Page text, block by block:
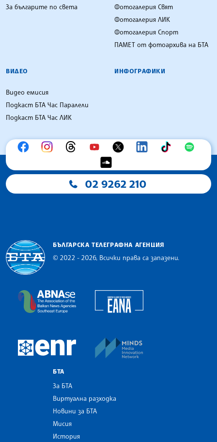
За българите по света
Фотогалерия Свят
Фотогалерия ЛИК
Фотогалерия Спорт
ПАМЕТ от фотоархива на БТА
ВИДЕО
Видео емисия
Подкаст БТА Час Паралели
Подкаст БТА Час ЛИК
ИНФОГРАФИКИ
02 9262 210
БЪЛГАРСКА ТЕЛЕГРАФНА АГЕНЦИЯ
© 2022 - 2026, Всички права са запазени.
The Assocoation of the Balkan News Agencies
European Newsroom
БТА
За БТА
Виртуална разходка
Новини за БТА
Мисия
История